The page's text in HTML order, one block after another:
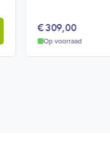
€309,00
Op voorraad